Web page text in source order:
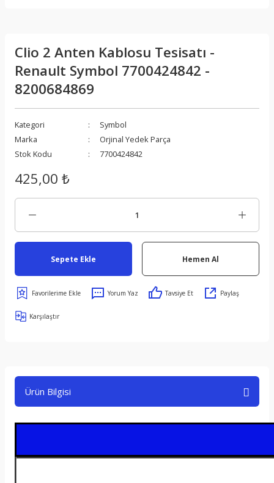
Clio 2 Anten Kablosu Tesisatı -
Renault Symbol 7700424842 -
8200684869
Kategori
Symbol
Marka
Orjinal Yedek Parça
Stok Kodu
7700424842
425,00 ₺
Sepete Ekle Hemen Al
Yorum Yaz Tavsiye Et Paylaş
Karşılaştır
Ürün Bilgisi